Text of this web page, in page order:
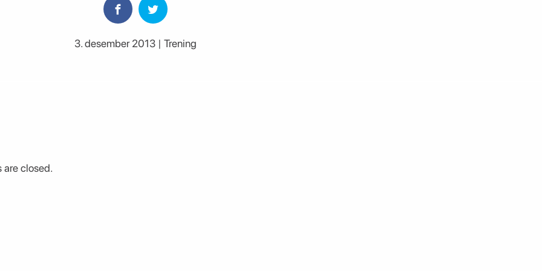
3. desember 2013 | Trening
are closed.